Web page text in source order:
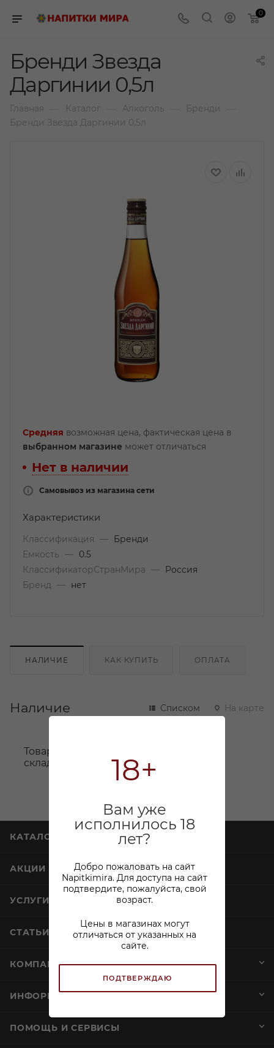
18+
Вам уже
исполнилось 18
лет?
Добро пожаловать на сайт
Napitkimira. Для доступа на сайт
подтвердите, пожалуйста, свой
возраст.
Цены в магазинах могут
отличаться от указанных на
сайте.
ПОДТВЕРЖДАЮ
0
Бренди Звезда
Даргинии 0,5л
Главная Каталог Алкоголь Бренди
Бренди Звезда Даргинии 0,5л
Средняя возможная цена, фактическая цена в
выбранном магазине может отличаться
Нет в наличии
Самовывоз из магазина сети
Характеристики
Классификация —
Бренди
Емкость
—
0.5
КлассификаторСтранМира
—
Россия
Бренд
— нет
НАЛИЧИЕ КАК КУПИТЬ ОПЛАТА
Наличие Списком На карте
Товара нет в наличии ни на одном из
складов
КАТАЛОГ
АКЦИИ
УСЛУГИ
СТАТЬИ
КОМПАНИЯ
ИНФОРМАЦИЯ
ПОМОЩЬ И СЕРВИСЫ